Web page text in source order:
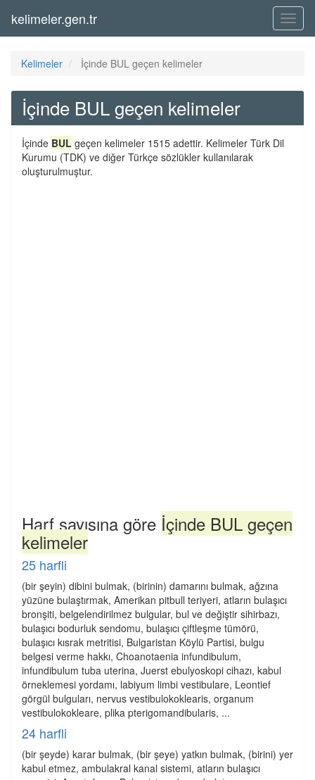
Menü
kelimeler.gen.tr
Kelimeler İçinde BUL geçen kelimeler
İçinde BUL geçen kelimeler
İçinde BUL geçen kelimeler 1515 adettir. Kelimeler Türk Dil
Kurumu (TDK) ve diğer Türkçe sözlükler kullanılarak
oluşturulmuştur.
Harf sayısına göre İçinde BUL geçen
kelimeler
25 harfli
(bir şeyin) dibini bulmak, (birinin) damarını bulmak, ağzına
yüzüne bulaştırmak, Amerikan pitbull teriyeri, atların bulaşıcı
bronşiti, belgelendirilmez bulgular, bul ve değiştir sihirbazı,
bulaşıcı bodurluk sendomu, bulaşıcı çiftleşme tümörü,
bulaşıcı kısrak metritisi, Bulgaristan Köylü Partisi, bulgu
belgesi verme hakkı, Choanotaenia infundibulum,
infundibulum tuba uterina, Juerst ebulyoskopi cihazı, kabul
örneklemesi yordamı, labiyum limbi vestibulare, Leontief
görgül bulguları, nervus vestibulokoklearis, organum
vestibulokokleare, plika pterigomandibularis, ...
24 harfli
(bir şeyde) karar bulmak, (bir şeye) yatkın bulmak, (birini) yer
kabul etmez, ambulakral kanal sistemi, atların bulaşıcı